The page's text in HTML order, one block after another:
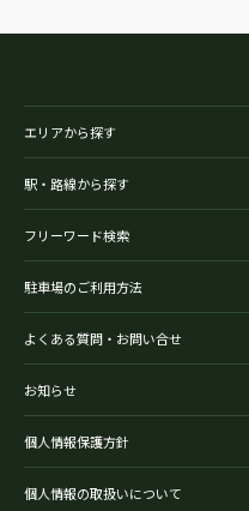
エリアから探す
駅・路線から探す
フリーワード検索
駐車場のご利用方法
よくある質問・お問い合せ
お知らせ
個人情報保護方針
個人情報の取扱いについて